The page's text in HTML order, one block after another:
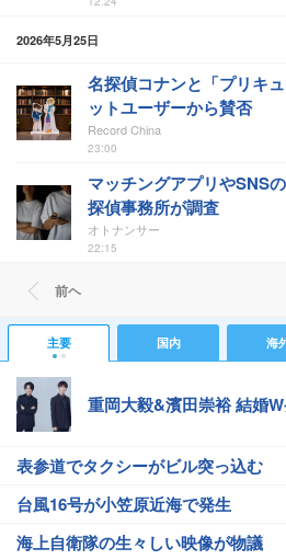
2026年5月25日
名探偵コナンと「プリキ
ットユーザーから賛否
Record China
23:00
マッチングアプリやSNS
探偵事務所が調査
オトナンサー
22:15
前ヘ
主要 国内 海
重岡大毅&濱田崇裕 結婚
表参道でタクシーがビル突っ込む
台風16号が小笠原近海で発生
海上自衛隊の生々しい映像が物議